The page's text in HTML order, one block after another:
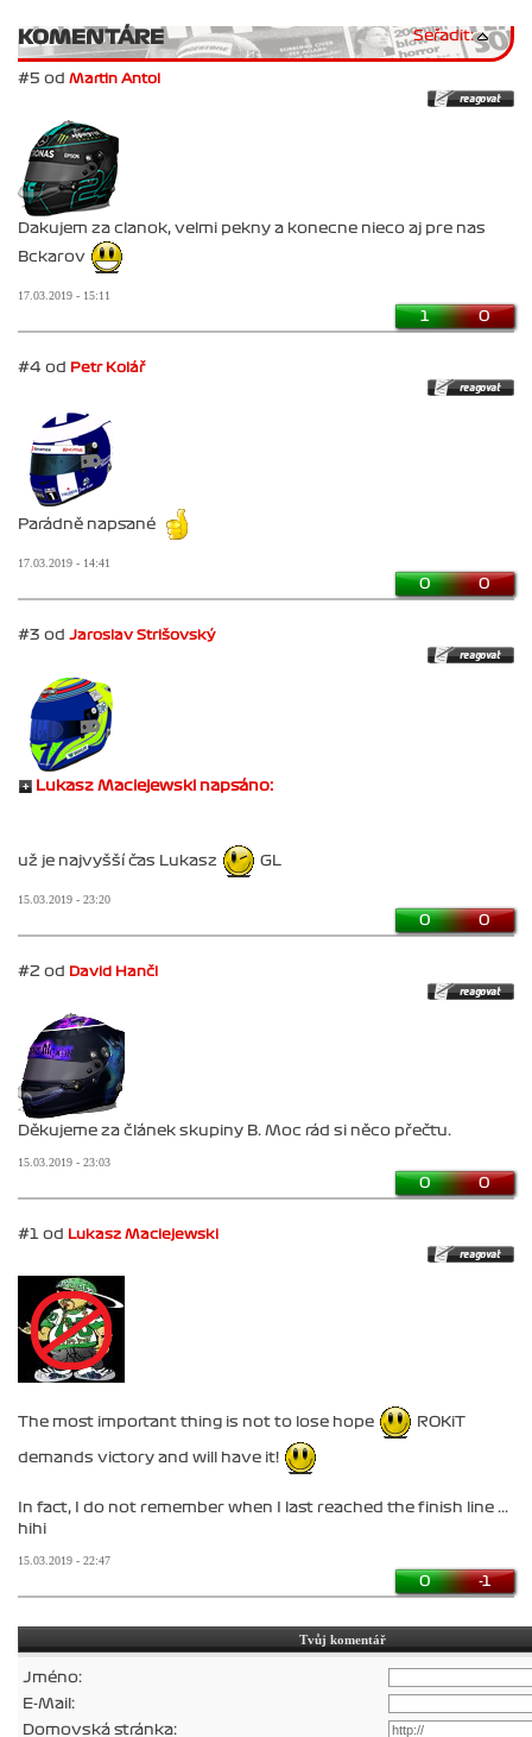
KOMENTÁRE Seřadit:
#5 od Martin Antol
Dakujem za clanok, velmi pekny a konecne nieco aj pre nas
Bckarov
17.03.2019 - 15:11
1 0
#4 od Petr Kolář
Parádně napsané
17.03.2019 - 14:41
0 0
#3 od Jaroslav Strišovský
Lukasz Maciejewski napsáno:
už je najvyšší čas Lukasz GL
15.03.2019 - 23:20
0 0
#2 od David Hančl
Děkujeme za článek skupiny B. Moc rád si něco přečtu.
15.03.2019 - 23:03
0 0
#1 od Lukasz Maciejewski
The most important thing is not to lose hope ROKiT
demands victory and will have it!
In fact, I do not remember when I last reached the finish line ...
hihi
15.03.2019 - 22:47
0 -1
Tvůj komentář
Jméno:
E-Mail:
Domovská stránka: